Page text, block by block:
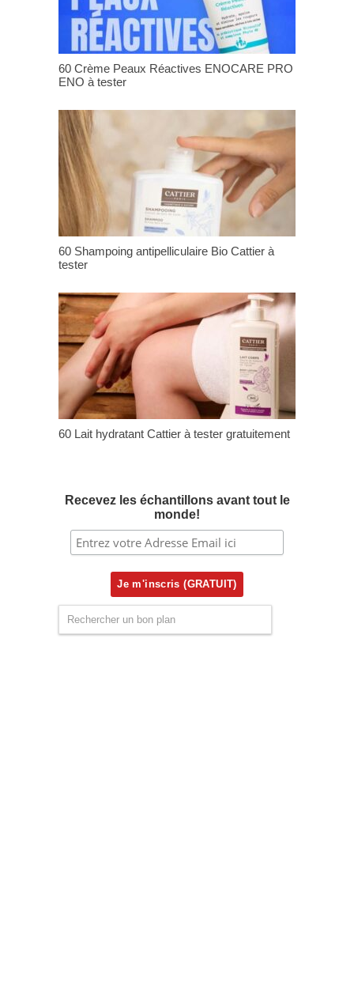
60 Crème Peaux Réactives ENOCARE PRO
ENO à tester
60 Shampoing antipelliculaire Bio Cattier à
tester
60 Lait hydratant Cattier à tester gratuitement
Recevez les échantillons avant tout le
monde!